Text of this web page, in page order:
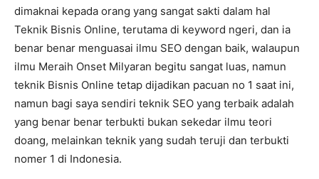
dimaknai kepada orang yang sangat sakti dalam hal
Teknik Bisnis Online, terutama di keyword ngeri, dan ia
benar benar menguasai ilmu SEO dengan baik, walaupun
ilmu Meraih Onset Milyaran begitu sangat luas, namun
teknik Bisnis Online tetap dijadikan pacuan no 1 saat ini,
namun bagi saya sendiri teknik SEO yang terbaik adalah
yang benar benar terbukti bukan sekedar ilmu teori
doang, melainkan teknik yang sudah teruji dan terbukti
nomer 1 di Indonesia.